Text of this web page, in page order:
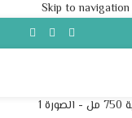
Skip to navigation